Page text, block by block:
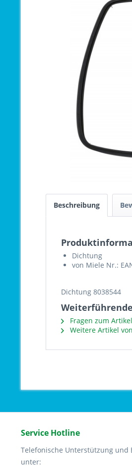
Beschreibung
Dichtung
von Miele Nr.:
Dichtung 8038544
Fragen zum
Weitere Artikel
Service Hotline
Telefonische Unterstützung und
unter: